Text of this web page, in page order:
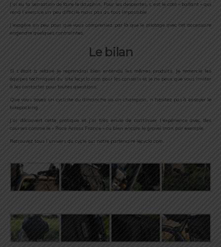
J’ai eu la sensation de faire le dauphin. Pour les descentes, c’est le coté « ballant » qui
rend l’exercice un peu difficile mais pas du tout impossible.
J’exagère un peu pour que vous compreniez par là que le pilotage avec cet accessoire
engendre quelques contraintes.
Le bilan
Si c’était à refaire je reprendrai bien entendu les mêmes produits. Je remercie les
équipes techniques du site lecyclo.com pour les conseils et je ne peux que vous inviter
à les contacter pour toutes questions.
Que vous soyez un cycliste du dimanche ou un champion, n’hésitez pas à essayer le
bikepacking.
J’ai découvert cette pratique et j’ai très envie de continuer l’expérience avec des
courses comme le « Race Across France » ou bien encore le gravel man par exemple.
Retrouvez tous l’univers du cycle sur notre partenaire lecyclo.com.